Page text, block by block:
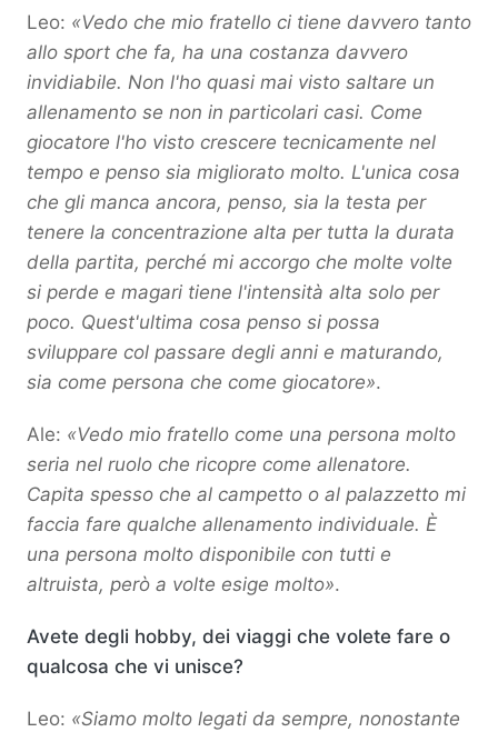
Leo: «Vedo che mio fratello ci tiene davvero tanto
allo sport che fa, ha una costanza davvero
invidiabile. Non l'ho quasi mai visto saltare un
allenamento se non in particolari casi. Come
giocatore l'ho visto crescere tecnicamente nel
tempo e penso sia migliorato molto. L'unica cosa
che gli manca ancora, penso, sia la testa per
tenere la concentrazione alta per tutta la durata
della partita, perché mi accorgo che molte volte
si perde e magari tiene l'intensità alta solo per
poco. Quest'ultima cosa penso si possa
sviluppare col passare degli anni e maturando,
sia come persona che come giocatore».
Ale: «Vedo mio fratello come una persona molto
seria nel ruolo che ricopre come allenatore.
Capita spesso che al campetto o al palazzetto mi
faccia fare qualche allenamento individuale. È
una persona molto disponibile con tutti e
altruista, però a volte esige molto».
Avete degli hobby, dei viaggi che volete fare o
qualcosa che vi unisce?
Leo: «Siamo molto legati da sempre, nonostante